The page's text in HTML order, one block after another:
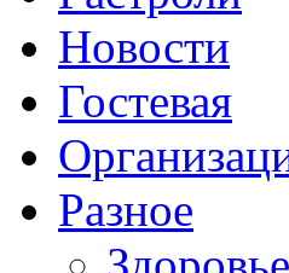
Новости
Гостевая
Разное